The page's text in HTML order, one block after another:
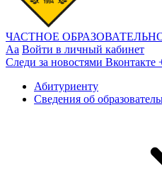
ЧАСТНОЕ
Aa Войти в личный кабинет
Следи за новостями Вконтакте
Абитуриенту
Сведения об